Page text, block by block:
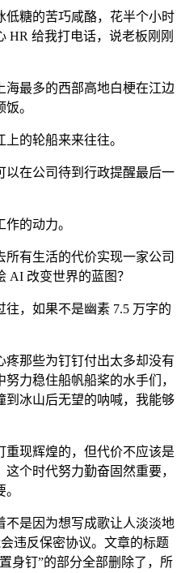
低糖的苦巧咸酪，花半个小时
HR 给我打电话，说老板刚刚
最多的西部高地白梗在江边
。
的轮船来来往往。
以在公司待到行政提醒最后一
的动力。
有生活的代价实现一家公司
AI 改变世界的蓝图？
，如果不是幽素 7.5 万字的
那些为钉钉付出太多却没有
力稳住船帆船桨的水手们，
到冰山后无望的呐喊，我能够
现辉煌的，但代价不应该是
个时代努力勤奋固然重要，
不是因为想写成歌让人淡淡地
违反保密协议。文章的标题
身钉”的部分全部删除了，所